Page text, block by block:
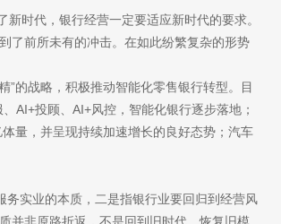
时代，银行经营一定要适应新时代的要求。
了前所未有的冲击。在如此纷繁复杂的形势
的战略，积极推动智能化零售银行转型。目
AI+投顾、AI+风控，智能化银行逐步落地；
量，并呈现持续加速增长的良好态势；汽车
实业的本质，二是指银行业要回归到经营风